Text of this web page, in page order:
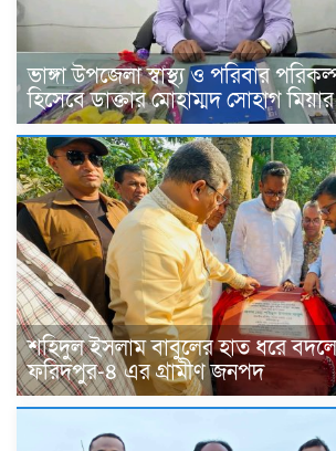
ভাঙ্গা উপজেলা স্বাস্থ্য ও পরিবার
হিসেবে ডাক্তার মোহাম্মদ সোহাগ
শহিদুল ইসলাম বাবুলের হাত ধরে বদলে
ফরিদপুর-৪ এর গ্রামীণ জনপদ